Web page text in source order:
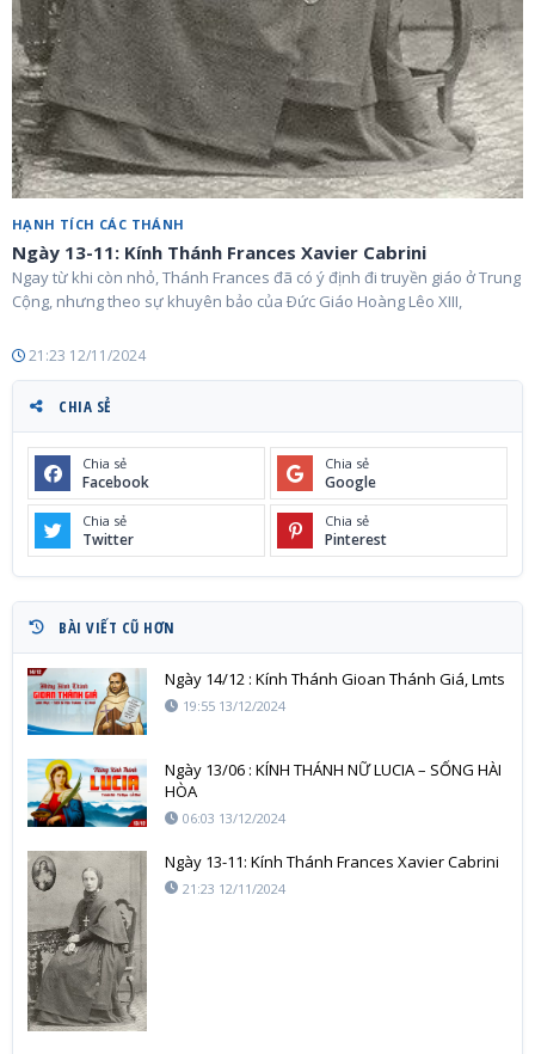
HẠNH TÍCH CÁC THÁNH
Ngày 13-11: Kính Thánh Frances Xavier Cabrini
Ngay từ khi còn nhỏ, Thánh Frances đã có ý định đi truyền giáo ở Trung
Cộng, nhưng theo sự khuyên bảo của Ðức Giáo Hoàng Lêo XIII,
21:23 12/11/2024
CHIA SẺ
Chia sẻ
Facebook
Chia sẻ
Google
Chia sẻ
Twitter
Chia sẻ
Pinterest
BÀI VIẾT CŨ HƠN
Ngày 14/12 : Kính Thánh Gioan Thánh Giá, Lmts
19:55 13/12/2024
Ngày 13/06 : KÍNH THÁNH NỮ LUCIA – SỐNG HÀI
HÒA
06:03 13/12/2024
Ngày 13-11: Kính Thánh Frances Xavier Cabrini
21:23 12/11/2024